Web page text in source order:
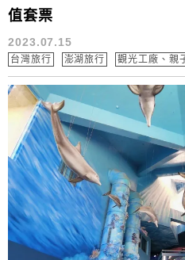
值套票
2023.07.15
台灣旅行 澎湖旅行 觀光工廠、親